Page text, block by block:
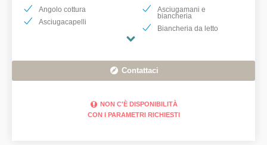
Angolo cottura
Asciugacapelli
Asciugamani e
biancheria
Biancheria da letto
Contattaci
NON C'È DISPONIBILITÀ
CON I PARAMETRI RICHIESTI